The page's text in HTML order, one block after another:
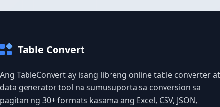
Table Convert
Ang TableConvert ay isang libreng online table converter at
data generator tool na sumusuporta sa conversion sa
pagitan ng 30+ formats kasama ang Excel, CSV, JSON,